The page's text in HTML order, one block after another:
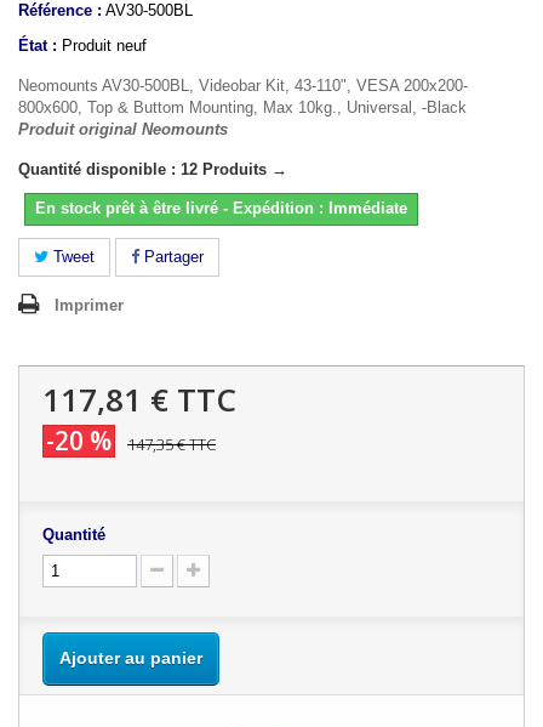
Référence : AV30-500BL
État : Produit neuf
Neomounts AV30-500BL, Videobar Kit, 43-110", VESA 200x200-
800x600, Top & Buttom Mounting, Max 10kg., Universal, -Black
Produit original Neomounts
Quantité disponible : 12 Produits →
En stock prêt à être livré - Expédition : Immédiate
Tweet Partager
Imprimer
117,81 € TTC
-20 % 147,35 €TTC
Quantité
Ajouter au panier